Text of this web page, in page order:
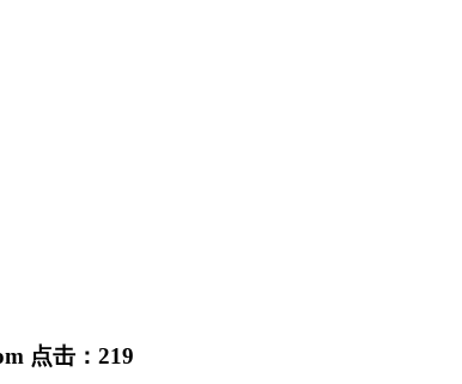
点击： 219